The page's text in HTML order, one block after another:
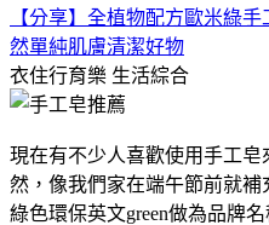
【分享】全植物配方歐米綠
然單純肌膚清潔好物
衣住行育樂 生活綜合
現在有不少人喜歡使用手工
然，像我們家在端午節前就補
綠色環保英文green做為品牌名